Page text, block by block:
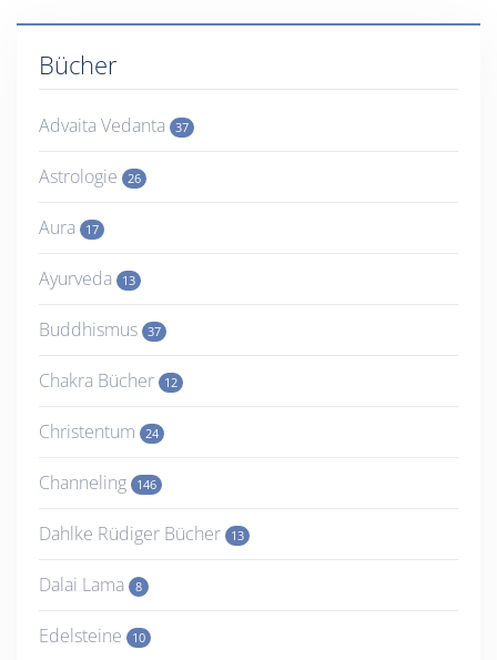
Bücher
Advaita Vedanta 37
Astrologie 26
Aura 17
Ayurveda 13
Buddhismus 37
Chakra Bücher 12
Christentum 24
Channeling 146
Dahlke Rüdiger Bücher 13
Dalai Lama 8
Edelsteine 10